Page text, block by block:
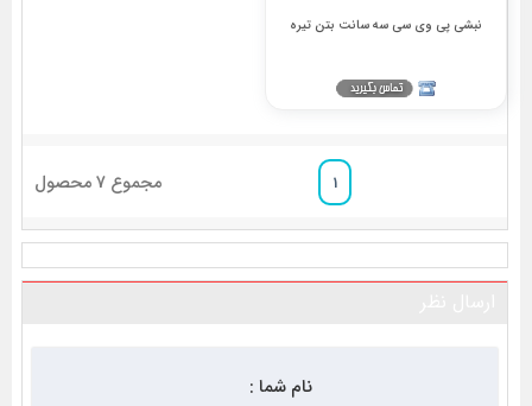
نبشی پی وی سی سه سانت بتن تیره
1 مجموع 7محصول
نام شما :